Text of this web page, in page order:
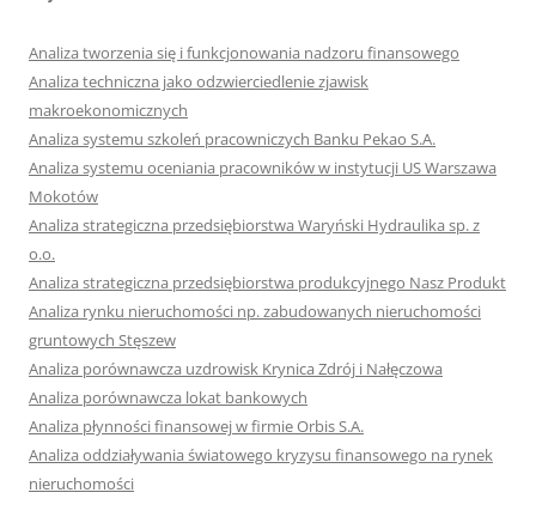
Analiza tworzenia się i funkcjonowania nadzoru finansowego
Analiza techniczna jako odzwierciedlenie zjawisk
makroekonomicznych
Analiza systemu szkoleń pracowniczych Banku Pekao S.A.
Analiza systemu oceniania pracowników w instytucji US Warszawa
Mokotów
Analiza strategiczna przedsiębiorstwa Waryński Hydraulika sp. z
o.o.
Analiza strategiczna przedsiębiorstwa produkcyjnego Nasz Produkt
Analiza rynku nieruchomości np. zabudowanych nieruchomości
gruntowych Stęszew
Analiza porównawcza uzdrowisk Krynica Zdrój i Nałęczowa
Analiza porównawcza lokat bankowych
Analiza płynności finansowej w firmie Orbis S.A.
Analiza oddziaływania światowego kryzysu finansowego na rynek
nieruchomości